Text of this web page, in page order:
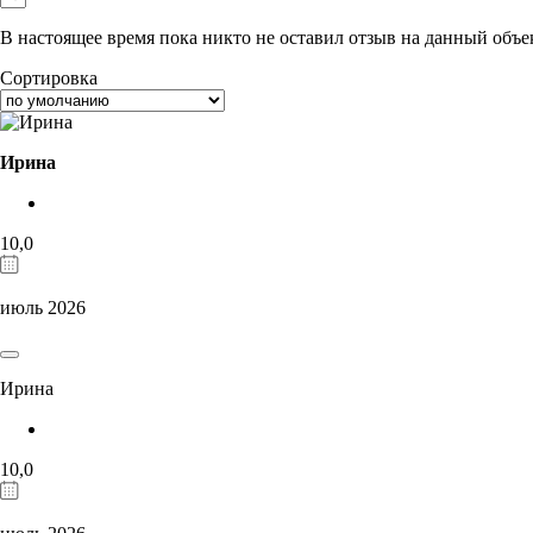
В настоящее время пока никто не оставил отзыв на данный
Сортировка
Ирина
10,0
июль 2026
Ирина
10,0